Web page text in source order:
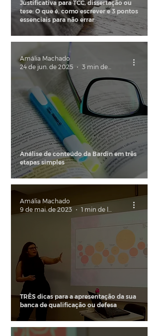
Justificativa para TCC, dissertação ou
tese: O que é, como escrever e 3 pontos
essenciais para não errar
Análise de conteúdo da Bardin em três
etapas simples
Amália Machado
24 de jun. de 2025
3 min de leitura
TRÊS dicas para a apresentação da sua
banca de qualificação ou defesa
Amália Machado
9 de mai. de 2023
1 min de leitura